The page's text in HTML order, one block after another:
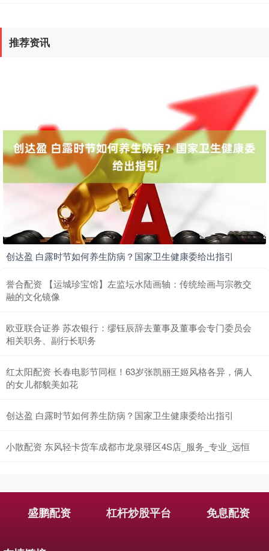
推荐资讯
创达盈 白露时节如何养生防病？国家卫生健康委给出指引
誉合配资 【运城珍宝馆】左监坛水陆画轴：传统绘画与宗教交
融的文化镜像
欧亚联合证券 苏农银行：缪钰辰辞去董事及董事会专门委员会
相关职务、副行长职务
红太阳配资 长春电影节同框！63岁张凯丽王姬风格各异，俩人
的女儿都貌美如花
创达盈 白露时节如何养生防病？国家卫生健康委给出指引
小散配资 东风轻卡货车成都市龙泉驿区4S店_服务_专业_远恒
盛鹏配资 杠杆炒股平台 免息配资